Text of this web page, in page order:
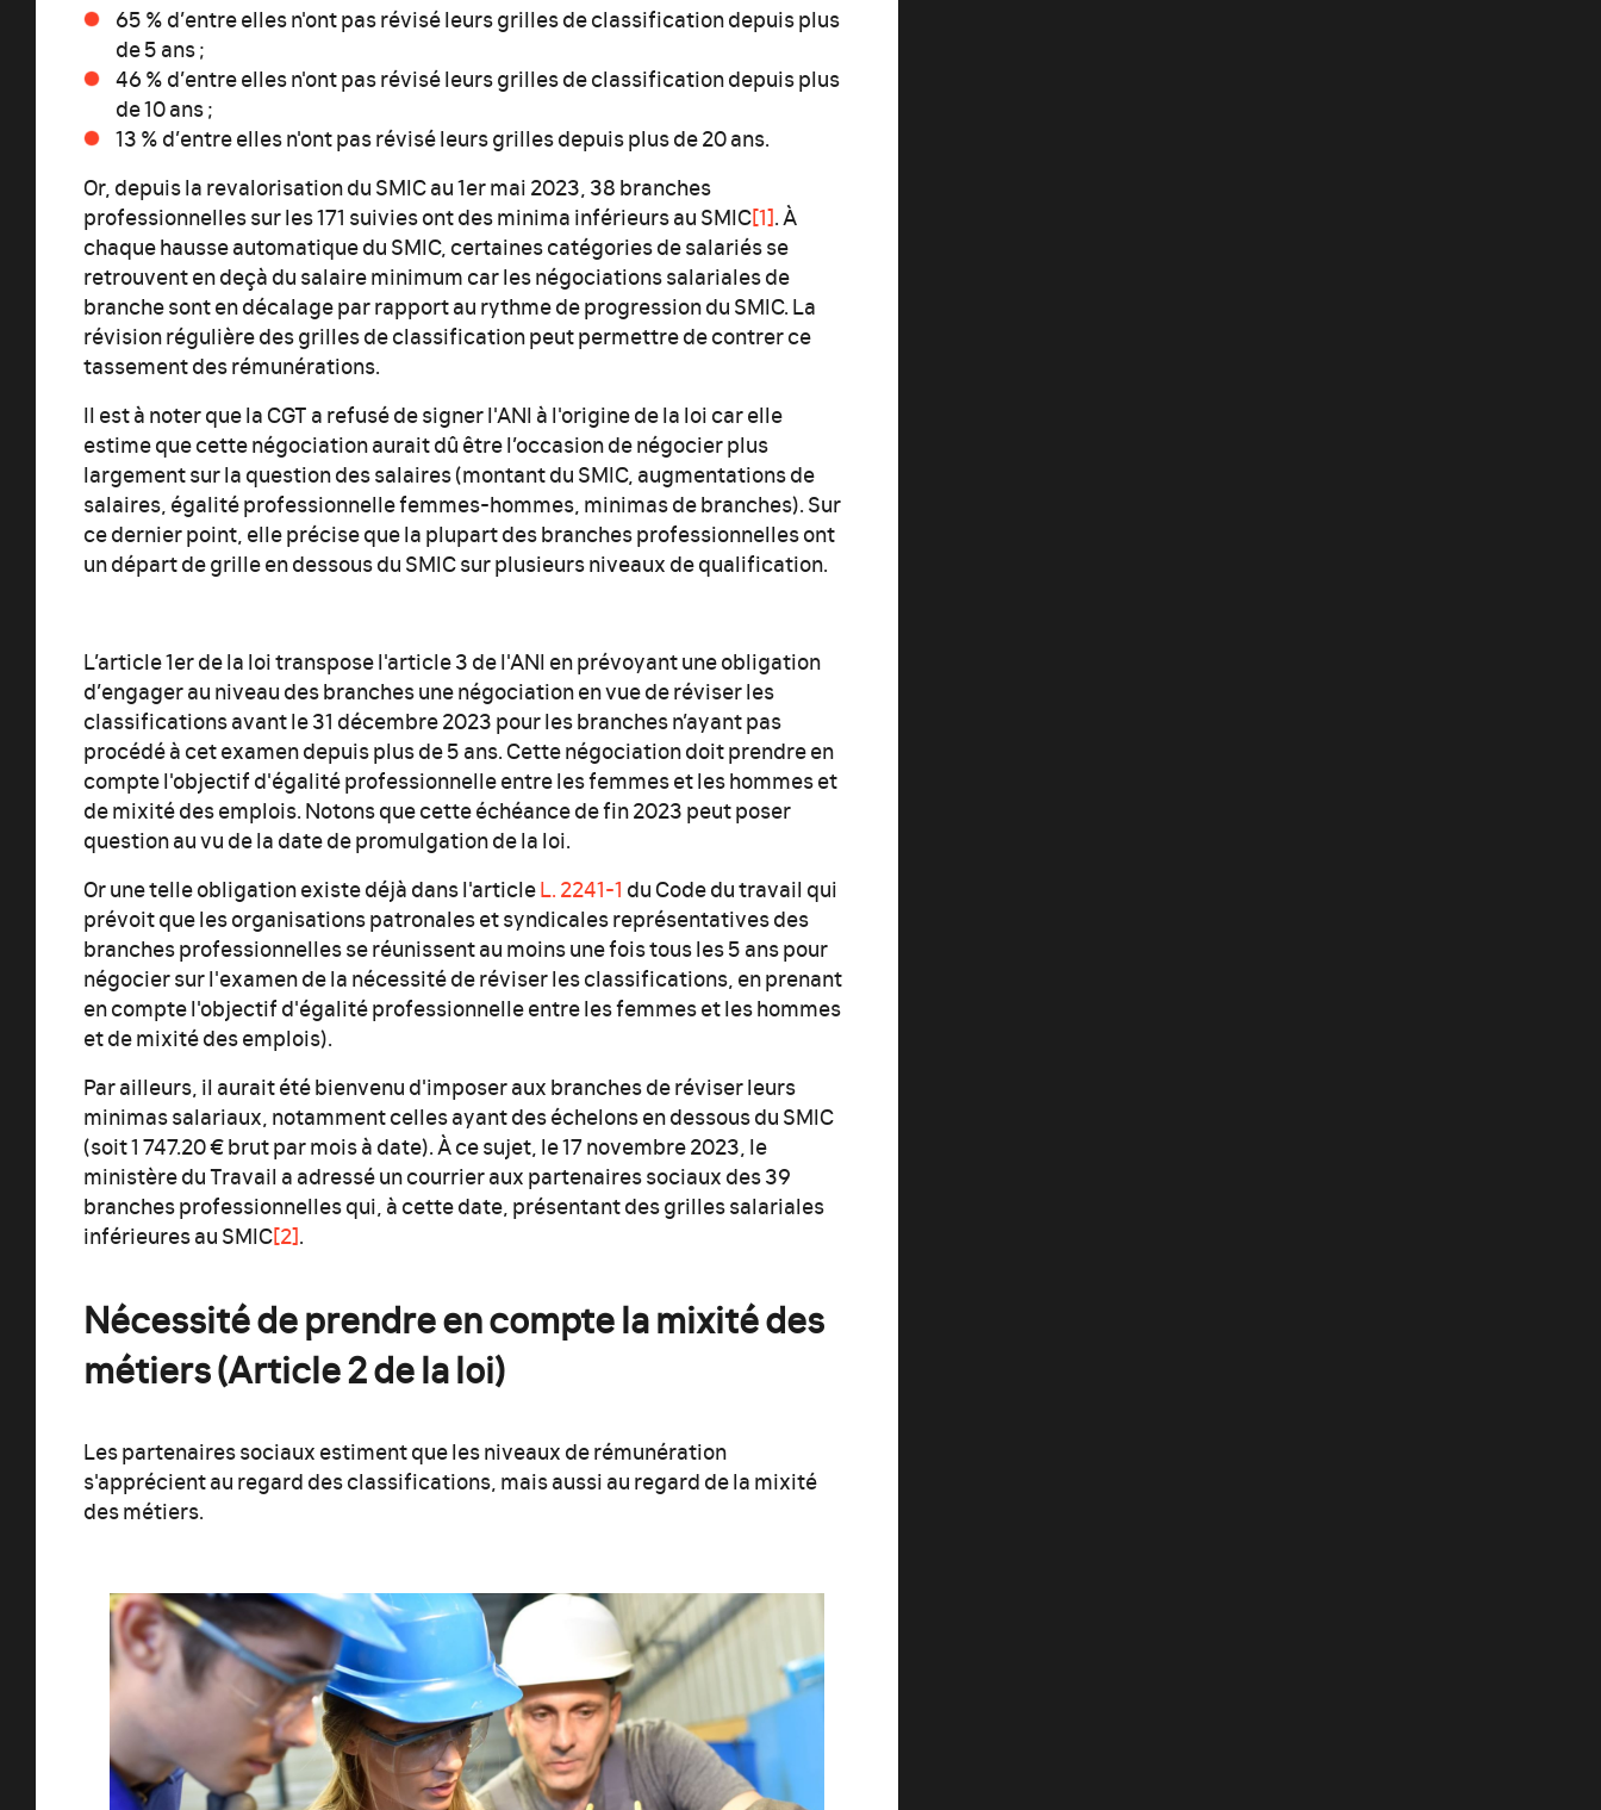
65 % d’entre elles n'ont pas révisé leurs grilles de classification depuis plus
de 5 ans ;
46 % d’entre elles n'ont pas révisé leurs grilles de classification depuis plus
de 10 ans ;
13 % d’entre elles n'ont pas révisé leurs grilles depuis plus de 20 ans.
Or, depuis la revalorisation du SMIC au 1er mai 2023, 38 branches
professionnelles sur les 171 suivies ont des minima inférieurs au SMIC[1]. À
chaque hausse automatique du SMIC, certaines catégories de salariés se
retrouvent en deçà du salaire minimum car les négociations salariales de
branche sont en décalage par rapport au rythme de progression du SMIC. La
révision régulière des grilles de classification peut permettre de contrer ce
tassement des rémunérations.
Il est à noter que la CGT a refusé de signer l'ANI à l'origine de la loi car elle
estime que cette négociation aurait dû être l’occasion de négocier plus
largement sur la question des salaires (montant du SMIC, augmentations de
salaires, égalité professionnelle femmes-hommes, minimas de branches). Sur
ce dernier point, elle précise que la plupart des branches professionnelles ont
un départ de grille en dessous du SMIC sur plusieurs niveaux de qualification.
L’article 1er de la loi transpose l'article 3 de l'ANI en prévoyant uneobligation
d’engager au niveau des branches une négociation en vue de réviser les
classifications avant le 31 décembre 2023 pour les branches n’ayant pas
procédé à cet examen depuis plus de 5 ans.Cette négociation doit prendre en
compte l'objectif d'égalité professionnelle entre les femmes et les hommes et
de mixité des emplois. Notons que cette échéance de fin 2023 peut poser
question au vu de la date de promulgation de la loi.
Or une telle obligation existe déjà dans l'articleL. 2241-1 du Code du travail qui
prévoit que les organisations patronales et syndicales représentatives des
branches professionnelles se réunissent au moins une fois tous les 5 ans pour
négocier sur l'examen de la nécessité de réviser les classifications, en prenant
en compte l'objectif d'égalité professionnelle entre les femmes et les hommes
et de mixité des emplois).
Par ailleurs, il aurait été bienvenu d'imposer aux branches de réviser leurs
minimas salariaux, notamment celles ayant des échelons en dessous du SMIC
(soit 1 747.20 € brut par mois à date). À ce sujet, le 17 novembre 2023, le
ministère du Travail a adressé un courrier aux partenaires sociaux des 39
branches professionnelles qui, à cette date, présentant des grilles salariales
inférieures au SMIC[2].
Nécessité de prendre en compte la mixité des
métiers (Article 2 de la loi)
Les partenaires sociaux estiment que les niveaux de rémunération
s'apprécient au regard des classifications, mais aussi au regard de la mixité
des métiers.